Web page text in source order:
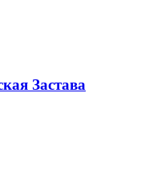
Застава